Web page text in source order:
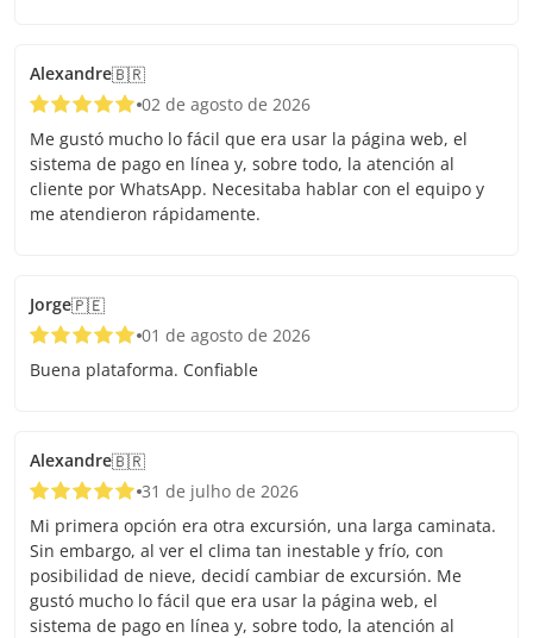
Alexandre🇧🇷
02 de agosto de 2026
Me gustó mucho lo fácil que era usar la página web, el
sistema de pago en línea y, sobre todo, la atención al
cliente por WhatsApp. Necesitaba hablar con el equipo y
me atendieron rápidamente.
Jorge🇵🇪
01 de agosto de 2026
Buena plataforma. Confiable
Alexandre🇧🇷
31 de julho de 2026
Mi primera opción era otra excursión, una larga caminata.
Sin embargo, al ver el clima tan inestable y frío, con
posibilidad de nieve, decidí cambiar de excursión. Me
gustó mucho lo fácil que era usar la página web, el
sistema de pago en línea y, sobre todo, la atención al